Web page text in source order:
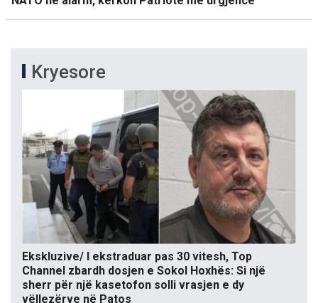
Kryesore
Ekskluzive/ I ekstraduar pas 30 vitesh, Top
Channel zbardh dosjen e Sokol Hoxhës: Si një
sherr për një kasetofon solli vrasjen e dy
vëllezërve në Patos